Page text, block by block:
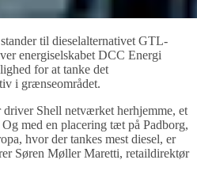
til dieselalternativet GTL-
energiselskabet DCC Energi
for at tanke det
i grænseområdet.
driver Shell netværket herhjemme, et
med en placering tæt på Padborg,
hvor der tankes mest diesel, er
Søren Møller Maretti, retaildirektør